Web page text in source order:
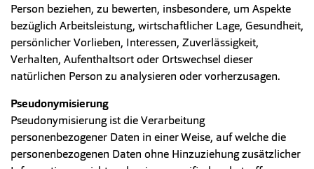
Person beziehen, zu bewerten, insbesondere, um Aspekte
bezüglich Arbeitsleistung, wirtschaftlicher Lage, Gesundheit,
persönlicher Vorlieben, Interessen, Zuverlässigkeit,
Verhalten, Aufenthaltsort oder Ortswechsel dieser
natürlichen Person zu analysieren oder vorherzusagen.
Pseudonymisierung
Pseudonymisierung ist die Verarbeitung
personenbezogener Daten in einer Weise, auf welche die
personenbezogenen Daten ohne Hinzuziehung zusätzlicher